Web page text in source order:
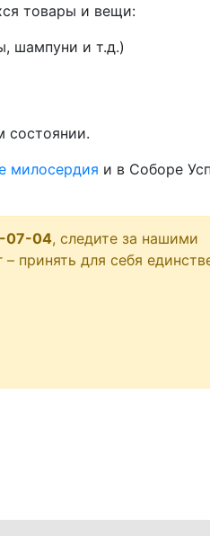
товары и вещи:
шампуни и т.д.)
состоянии.
милосердия и в Соборе
07-04, следите за нашими
принять для себя